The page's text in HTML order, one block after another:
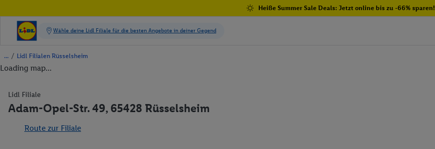
Heiße Summer Sale Deals: Jetzt online bis zu -66% sparen!
/ Lidl Filialen Rüsselsheim
Loading map...
Lidl Filiale
Adam-Opel-Str. 49, 65428 Rüsselsheim
Route zur Filiale